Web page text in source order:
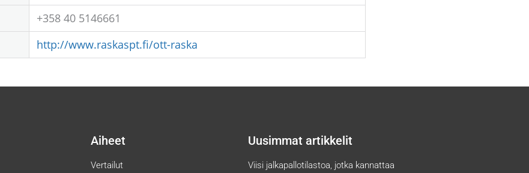
+358 40 5146661
http://www.raskaspt.fi/ott-raska
Aiheet
Vertailut
Uusimmat artikkelit
Viisi jalkapallotilastoa, jotka kannattaa